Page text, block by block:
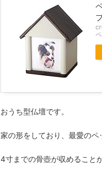
おうち型仏壇です。
家の形をしており、最愛のペ
4寸までの骨壺が収めること